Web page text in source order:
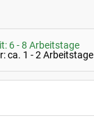
6 - 8 Arbeitstage
ca. 1 - 2 Arbeitstage